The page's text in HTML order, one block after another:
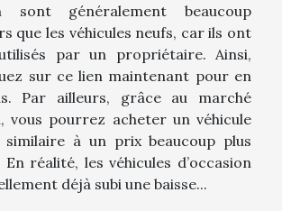
sont généralement beaucoup
que les véhicules neufs, car ils ont
par un propriétaire. Ainsi,
sur ce lien maintenant pour en
Par ailleurs, grâce au marché
vous pourrez acheter un véhicule
similaire à un prix beaucoup plus
En réalité, les véhicules d’occasion
déjà subi une baisse...